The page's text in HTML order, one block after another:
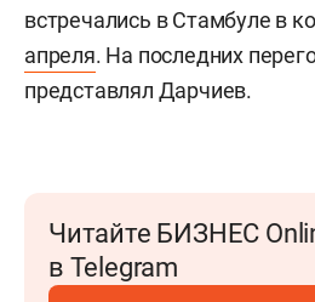
встречались в Стамбуле в
апреля. На последних
представлял Дарчиев.
Читайте БИЗНЕС
в Telegram